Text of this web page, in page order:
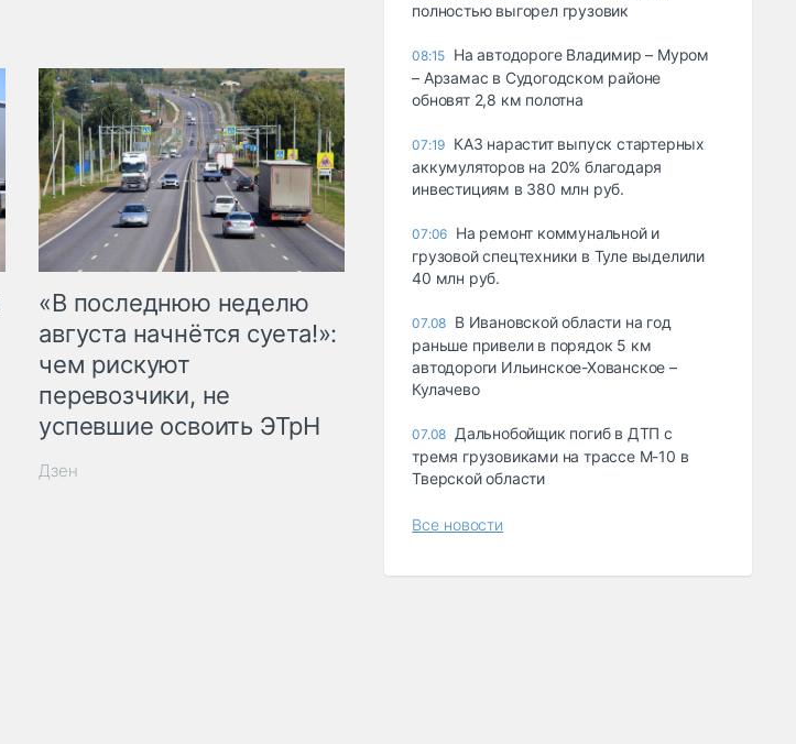
«В последнюю неделю
августа начнётся суета!»:
чем рискуют
перевозчики, не
успевшие освоить ЭТрН
Дзен
полностью выгорел грузовик
08:15 На автодороге Владимир – Муром
– Арзамас в Судогодском районе
обновят 2,8 км полотна
07:19 КАЗ нарастит выпуск стартерных
аккумуляторов на 20% благодаря
инвестициям в 380 млн руб.
07:06 На ремонт коммунальной и
грузовой спецтехники в Туле выделили
40 млн руб.
07.08 В Ивановской области на год
раньше привели в порядок 5 км
автодороги Ильинское-Хованское –
Кулачево
07.08 Дальнобойщик погиб в ДТП с
тремя грузовиками на трассе М-10 в
Тверской области
Все новости